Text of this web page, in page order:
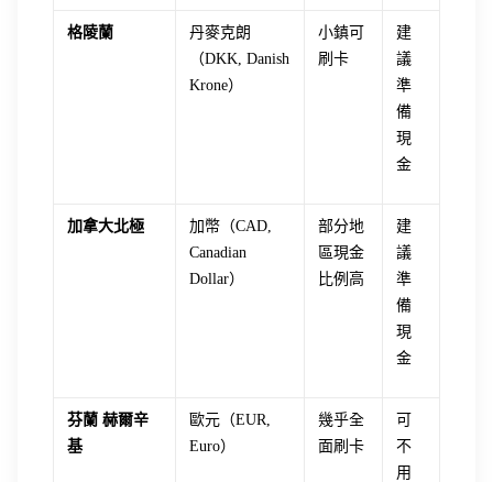
格陵蘭
丹麥克朗
（DKK, Danish
Krone）
小鎮可
刷卡
建
議
準
備
現
金
加拿大北極
加幣（CAD,
Canadian
Dollar）
部分地
區現金
比例高
建
議
準
備
現
金
芬蘭 赫爾辛
基
歐元（EUR,
Euro）
幾乎全
面刷卡
可
不
用